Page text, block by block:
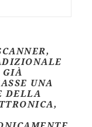
UNA
DELLA